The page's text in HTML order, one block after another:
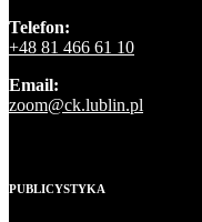
Telefon:
+48 81 466 61 10
Email:
zoom@ck.lublin.pl
PUBLICYSTYKA